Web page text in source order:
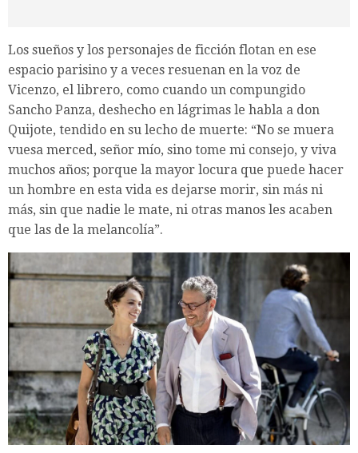
Los sueños y los personajes de ficción flotan en ese
espacio parisino y a veces resuenan en la voz de
Vicenzo, el librero, como cuando un compungido
Sancho Panza, deshecho en lágrimas le habla a don
Quijote, tendido en su lecho de muerte: “No se muera
vuesa merced, señor mío, sino tome mi consejo, y viva
muchos años; porque la mayor locura que puede hacer
un hombre en esta vida es dejarse morir, sin más ni
más, sin que nadie le mate, ni otras manos les acaben
que las de la melancolía”.